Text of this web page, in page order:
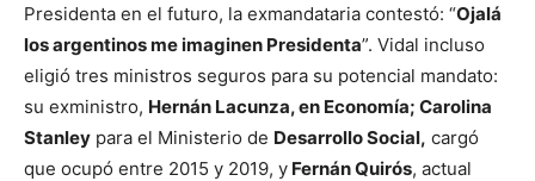
Presidenta en el futuro, la exmandataria contestó: “Ojalá
los argentinos me imaginen Presidenta”. Vidal incluso
eligió tres ministros seguros para su potencial mandato:
su exministro, Hernán Lacunza, en Economía; Carolina
Stanley para el Ministerio de Desarrollo Social, cargó
que ocupó entre 2015 y 2019, y Fernán Quirós, actual